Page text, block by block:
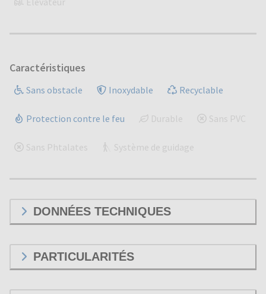
Caractéristiques
Sans obstacle Inoxydable Recyclable
Protection contre le feu Durable Sans PVC
Sans Phtalates Système de guidage
DONNÉES TECHNIQUES
PARTICULARITÉS